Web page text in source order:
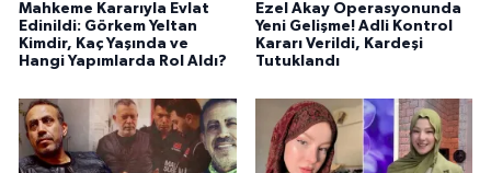
Mahkeme Kararıyla Evlat
Edinildi: Görkem Yeltan
Kimdir, Kaç Yaşında ve
Hangi Yapımlarda Rol Aldı?
Ezel Akay Operasyonunda
Yeni Gelişme! Adli Kontrol
Kararı Verildi, Kardeşi
Tutuklandı